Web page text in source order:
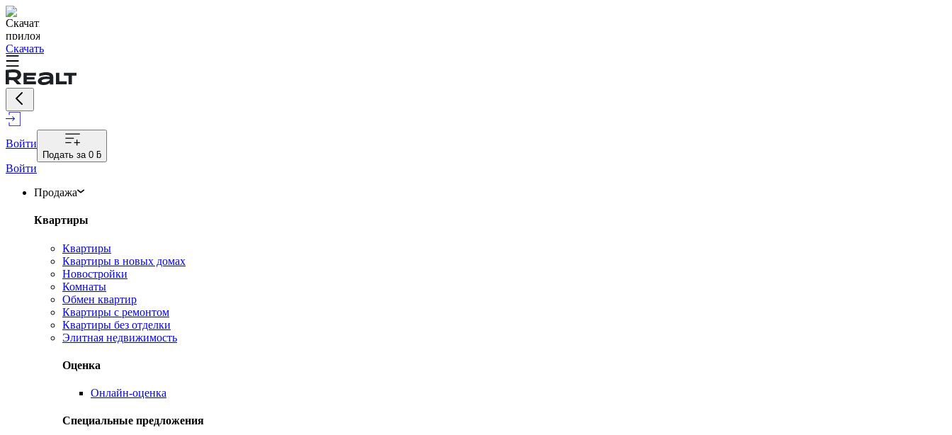
Скачать
Войти
Подать за 0 ƃ
Войти
Продажа
Квартиры
Квартиры
Квартиры в новых домах
Новостройки
Комнаты
Обмен квартир
Квартиры с ремонтом
Квартиры без отделки
Элитная недвижимость
Оценка
Онлайн-оценка
Специальные предложения